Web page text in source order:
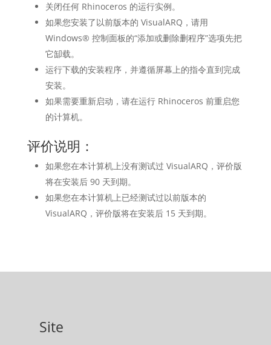
关闭任何 Rhinoceros 的运行实例。
如果您安装了以前版本的 VisualARQ，请用
Windows® 控制面板的“添加或删除删程序”选项先把
它缷载。
运行下载的安装程序，并遵循屏幕上的指令直到完成
安装。
如果需要重新启动，请在运行 Rhinoceros 前重启您
的计算机。
评价说明：
如果您在本计算机上没有测试过 VisualARQ，评价版
将在安装后 90 天到期。
如果您在本计算机上已经测试过以前版本的
VisualARQ，评价版将在安装后 15 天到期。
Site